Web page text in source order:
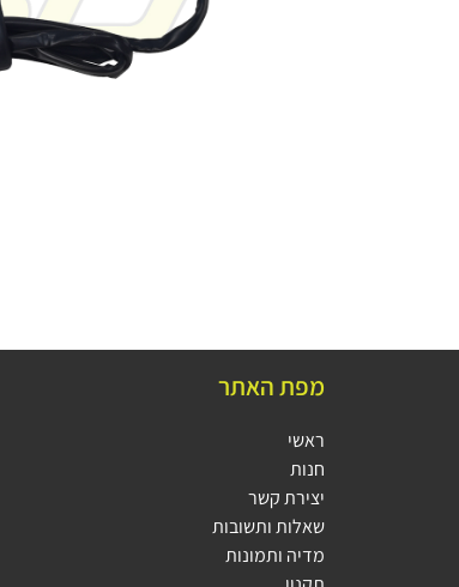
מפת האתר
ראשי
חנות
יצירת קשר
שאלות ותשובות
מדיה ותמונות